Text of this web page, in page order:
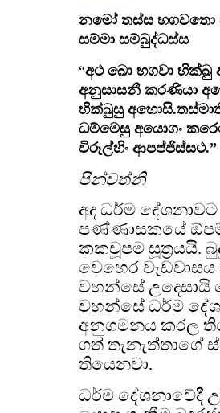
නමෝ තස්ස භගවතො
සම්මා සම්බුද්ධස්ස
“අථ ඛො භගවා
අනුසාසනී කරණීයා
භික්ඛුසු
ධම්මෙසු අයොගං
විරූල්හිං ආපප්ජිස්සථ.”
පින්වත්නි
අද ධර්ම
පණ්ණාසකයේ
කකචූපම සූත්‍රයයි.
වෙහෙර
වහන්සේ උදෙසායි
වහන්සේ ධර්ම
අනුගමනය කරල
ගත් තැනැත්තාගේ
තියෙනවා.
ධර්ම දේශනාවේදී